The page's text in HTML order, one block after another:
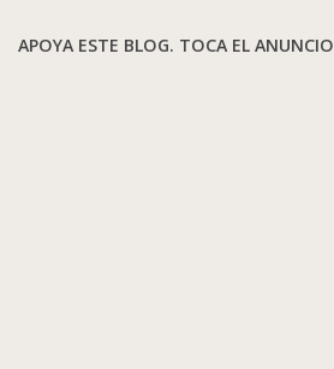
APOYA ESTE BLOG. TOCA EL ANUNCIO